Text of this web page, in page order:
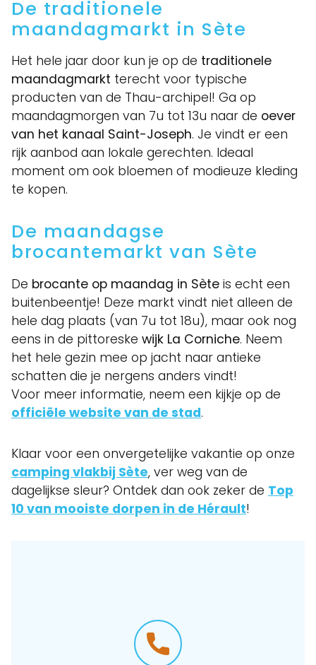
De traditionele
maandagmarkt in Sète
Het hele jaar door kun je op de traditionele
maandagmarkt terecht voor typische
producten van de Thau-archipel! Ga op
maandagmorgen van 7u tot 13u naar de oever
van het kanaal Saint-Joseph. Je vindt er een
rijk aanbod aan lokale gerechten. Ideaal
moment om ook bloemen of modieuze kleding
te kopen.
De maandagse
brocantemarkt van Sète
De brocante op maandag in Sète is echt een
buitenbeentje! Deze markt vindt niet alleen de
hele dag plaats (van 7u tot 18u), maar ook nog
eens in de pittoreske wijk La Corniche. Neem
het hele gezin mee op jacht naar antieke
schatten die je nergens anders vindt!
Voor meer informatie, neem een kijkje op de
officiële website van de stad.
Klaar voor een onvergetelijke vakantie op onze
camping vlakbij Sète, ver weg van de
dagelijkse sleur? Ontdek dan ook zeker de Top
10 van mooiste dorpen in de Hérault!